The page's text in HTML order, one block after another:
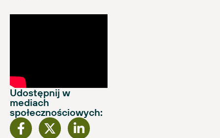
Udostępnij w
mediach
społecznościowych: